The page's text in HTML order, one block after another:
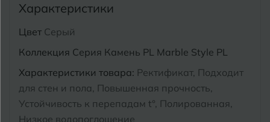
Характеристики
Цвет Серый
Коллекция Серия Камень PL Marble Style PL
Характеристики товара: Ректификат, Подходит
для стен и пола, Повышенная прочность,
Устойчивость к перепадам t°, Полированная,
Низкое водопоглощение
Ковров
Краснодар
Курган
Ульяновск
Уфа